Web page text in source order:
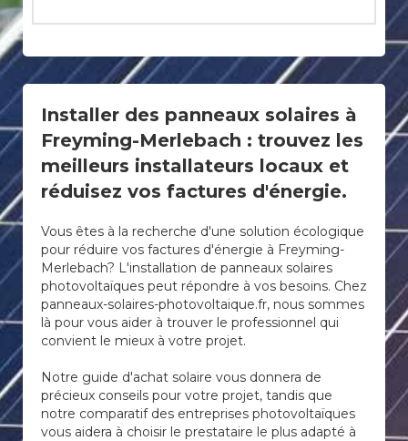
Installer des panneaux solaires à
Freyming-Merlebach : trouvez les
meilleurs installateurs locaux et
réduisez vos factures d'énergie.
Vous êtes à la recherche d'une solution écologique
pour réduire vos factures d'énergie à Freyming-
Merlebach? L'installation de panneaux solaires
photovoltaïques peut répondre à vos besoins. Chez
panneaux-solaires-photovoltaique.fr, nous sommes
là pour vous aider à trouver le professionnel qui
convient le mieux à votre projet.
Notre guide d'achat solaire vous donnera de
précieux conseils pour votre projet, tandis que
notre comparatif des entreprises photovoltaïques
vous aidera à choisir le prestataire le plus adapté à